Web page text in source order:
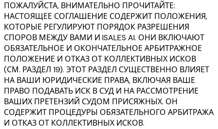
ПОЖАЛУЙСТА, ВНИМАТЕЛЬНО ПРОЧИТАЙТЕ:
НАСТОЯЩЕЕ СОГЛАШЕНИЕ СОДЕРЖИТ ПОЛОЖЕНИЯ,
КОТОРЫЕ РЕГУЛИРУЮТ ПОРЯДОК РАЗРЕШЕНИЯ
СПОРОВ МЕЖДУ ВАМИ И ISALES AI. ОНИ ВКЛЮЧАЮТ
ОБЯЗАТЕЛЬНОЕ И ОКОНЧАТЕЛЬНОЕ АРБИТРАЖНОЕ
ПОЛОЖЕНИЕ И ОТКАЗ ОТ КОЛЛЕКТИВНЫХ ИСКОВ
(СМ. РАЗДЕЛ 19). ЭТОТ РАЗДЕЛ СУЩЕСТВЕННО ВЛИЯЕТ
НА ВАШИ ЮРИДИЧЕСКИЕ ПРАВА, ВКЛЮЧАЯ ВАШЕ
ПРАВО ПОДАВАТЬ ИСК В СУД И НА РАССМОТРЕНИЕ
ВАШИХ ПРЕТЕНЗИЙ СУДОМ ПРИСЯЖНЫХ. ОН
СОДЕРЖИТ ПРОЦЕДУРЫ ОБЯЗАТЕЛЬНОГО АРБИТРАЖА
И ОТКАЗ ОТ КОЛЛЕКТИВНЫХ ИСКОВ.